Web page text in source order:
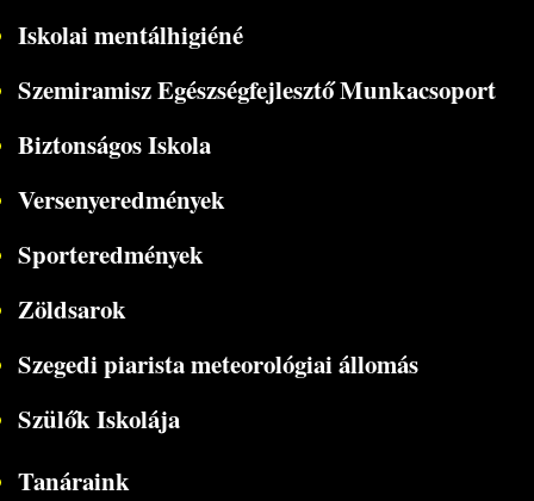
Iskolai mentálhigiéné
Szemiramisz Egészségfejlesztő Munkacsoport
Biztonságos Iskola
Versenyeredmények
Sporteredmények
Zöldsarok
Szegedi piarista meteorológiai állomás
Szülők Iskolája
Tanáraink